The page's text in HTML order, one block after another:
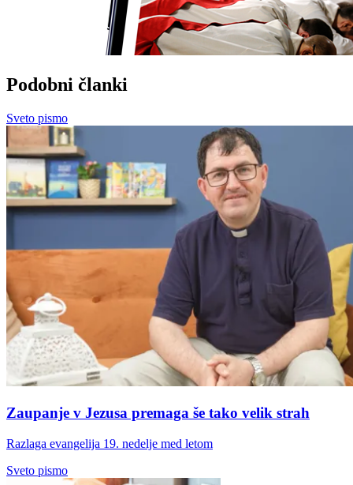
Podobni članki
Sveto pismo
Zaupanje v Jezusa premaga še tako velik strah
Razlaga evangelija 19. nedelje med letom
Sveto pismo